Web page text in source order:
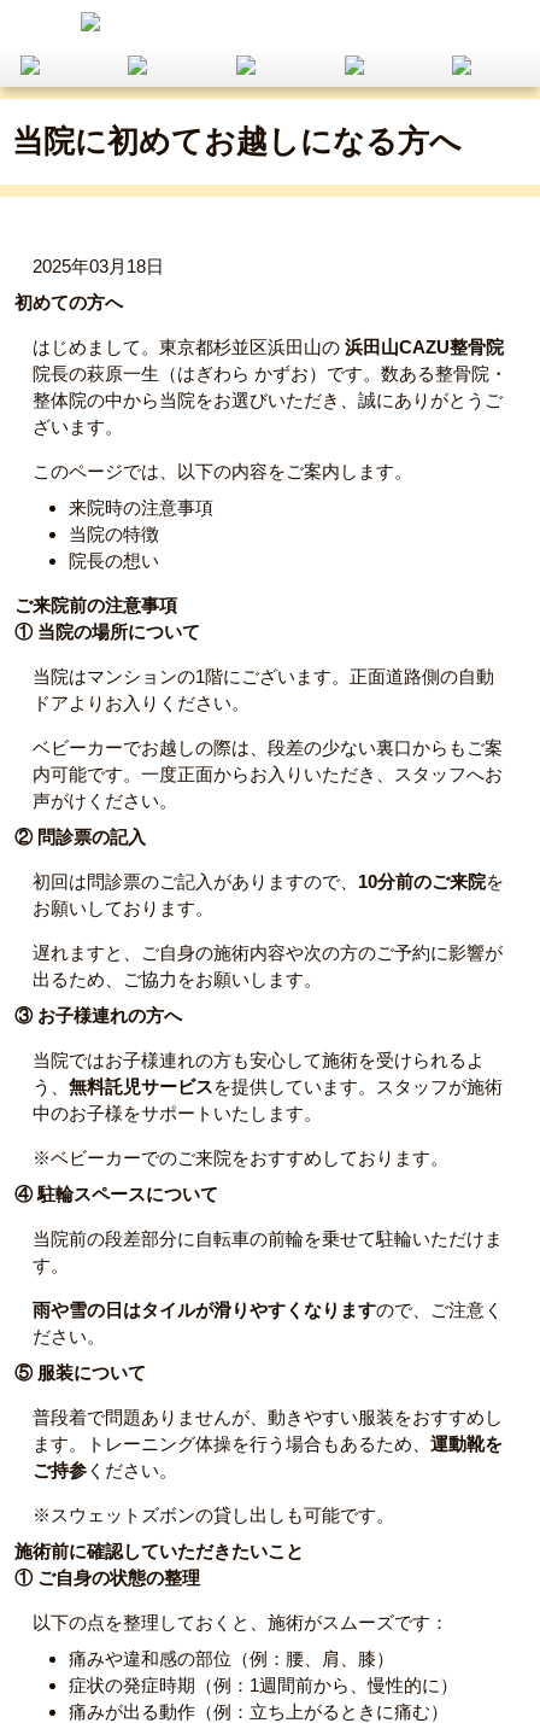
当院に初めてお越しになる方へ
2025年03月18日
初めての方へ
はじめまして。東京都杉並区浜田山の 浜田山CAZU整骨院
院長の萩原一生（はぎわら かずお）です。数ある整骨院・
整体院の中から当院をお選びいただき、誠にありがとうご
ざいます。
このページでは、以下の内容をご案内します。
来院時の注意事項
当院の特徴
院長の想い
ご来院前の注意事項
① 当院の場所について
当院はマンションの1階にございます。正面道路側の自動
ドアよりお入りください。
ベビーカーでお越しの際は、段差の少ない裏口からもご案
内可能です。一度正面からお入りいただき、スタッフへお
声がけください。
② 問診票の記入
初回は問診票のご記入がありますので、 10分前のご来院を
お願いしております。
遅れますと、ご自身の施術内容や次の方のご予約に影響が
出るため、ご協力をお願いします。
③ お子様連れの方へ
当院ではお子様連れの方も安心して施術を受けられるよ
う、 無料託児サービスを提供しています。スタッフが施術
中のお子様をサポートいたします。
※ベビーカーでのご来院をおすすめしております。
④ 駐輪スペースについて
当院前の段差部分に自転車の前輪を乗せて駐輪いただけま
す。
雨や雪の日はタイルが滑りやすくなりますので、ご注意く
ださい。
⑤ 服装について
普段着で問題ありませんが、動きやすい服装をおすすめし
ます。トレーニング体操を行う場合もあるため、 運動靴を
ご持参 ください。
※スウェットズボンの貸し出しも可能です。
施術前に確認していただきたいこと
① ご自身の状態の整理
以下の点を整理しておくと、施術がスムーズです：
痛みや違和感の部位（例：腰、肩、膝）
症状の発症時期（例：1週間前から、慢性的に）
痛みが出る動作（例：立ち上がるときに痛む）